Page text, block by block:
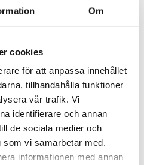
Om
cookies
för att anpassa innehållet
tillhandahålla funktioner
vår trafik. Vi
identifierare och annan
de sociala medier och
vi samarbetar med.
informationen med annan
Alps Hand Wash
ALPS
21,95